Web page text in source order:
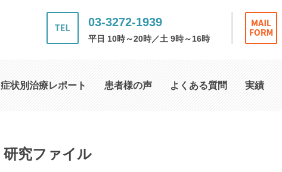
03-3272-1939
平日 10時～20時／土 9時～16時
症状別治療レポート 患者様の声 よくある質問 実績
研究ファイル